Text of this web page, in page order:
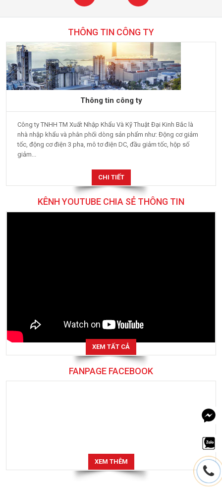
THÔNG TIN CÔNG TY
Thông tin công ty
Công ty TNHH TM Xuất Nhập Khẩu Và Kỹ Thuật Đại Kinh Bắc là
nhà nhập khẩu và phân phối dòng sản phẩm như: Động cơ giảm
tốc, động cơ điện 3 pha, mô tơ điện DC, đầu giảm tốc, hộp số
giảm...
KÊNH YOUTUBE CHIA SẺ THÔNG TIN
FANPAGE FACEBOOK